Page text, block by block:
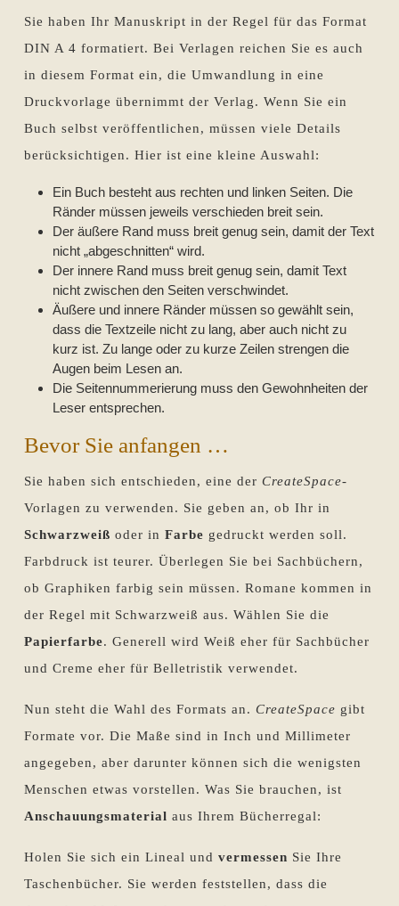
Sie haben Ihr Manuskript in der Regel für das Format
DIN A 4 formatiert. Bei Verlagen reichen Sie es auch
in diesem Format ein, die Umwandlung in eine
Druckvorlage übernimmt der Verlag. Wenn Sie ein
Buch selbst veröffentlichen, müssen viele Details
berücksichtigen. Hier ist eine kleine Auswahl:
Ein Buch besteht aus rechten und linken Seiten. Die
Ränder müssen jeweils verschieden breit sein.
Der äußere Rand muss breit genug sein, damit der Text
nicht „abgeschnitten“ wird.
Der innere Rand muss breit genug sein, damit Text
nicht zwischen den Seiten verschwindet.
Äußere und innere Ränder müssen so gewählt sein,
dass die Textzeile nicht zu lang, aber auch nicht zu
kurz ist. Zu lange oder zu kurze Zeilen strengen die
Augen beim Lesen an.
Die Seitennummerierung muss den Gewohnheiten der
Leser entsprechen.
Bevor Sie anfangen …
Sie haben sich entschieden, eine der CreateSpace-
Vorlagen zu verwenden. Sie geben an, ob Ihr in
Schwarzweiß oder in Farbe gedruckt werden soll.
Farbdruck ist teurer. Überlegen Sie bei Sachbüchern,
ob Graphiken farbig sein müssen. Romane kommen in
der Regel mit Schwarzweiß aus. Wählen Sie die
Papierfarbe. Generell wird Weiß eher für Sachbücher
und Creme eher für Belletristik verwendet.
Nun steht die Wahl des Formats an. CreateSpace gibt
Formate vor. Die Maße sind in Inch und Millimeter
angegeben, aber darunter können sich die wenigsten
Menschen etwas vorstellen. Was Sie brauchen, ist
Anschauungsmaterial aus Ihrem Bücherregal:
Holen Sie sich ein Lineal und vermessen Sie Ihre
Taschenbücher. Sie werden feststellen, dass die